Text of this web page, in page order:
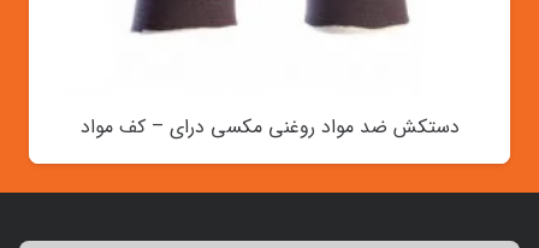
دستکش ضد مواد روغنی مکسی درای – کف مواد